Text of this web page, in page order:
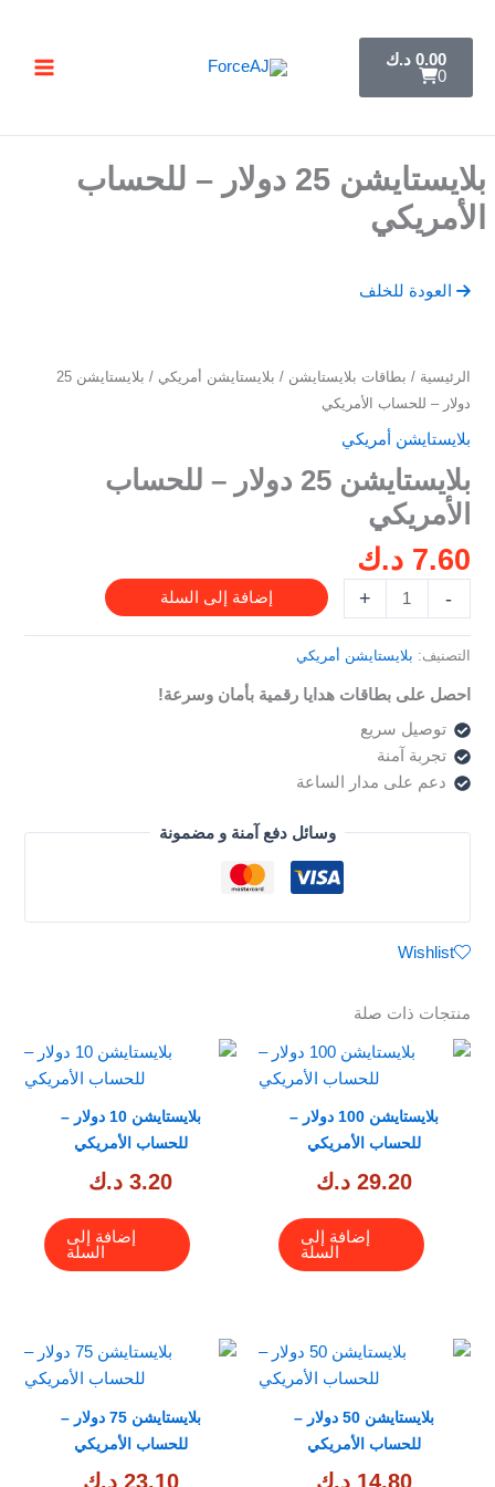
إلى
المحتوى0.00 د.ك
0
a
r
t
بلايستايشن 25 دولار – للحساب
الأمريكي
العودة للخلف
الرئيسية / بطاقات بلايستايشن / بلايستايشن أمريكي
/ بلايستايشن 25
دولار – للحساب الأمريكي
بلايستايشن أمريكي
بلايستايشن 25 دولار – للحساب
الأمريكي
7.60 د.ك
-
كمية
بلايستايشن
25
–
للحساب
الأمريكي
+ إضافة إلى السلة
التصنيف: بلايستايشن أمريكي
احصل على بطاقات هدايا رقمية بأمان وسرعة!
توصيل سريع
تجربة آمنة
دعم على مدار الساعة
وسائل دفع آمنة و مضمونة
Wishlist
منتجات ذات صلة
بلايستايشن 100 دولار –
للحساب الأمريكي
29.20 د.ك
إضافة إلى
السلة
بلايستايشن 10 دولار –
للحساب الأمريكي
3.20 د.ك
إضافة إلى
السلة
بلايستايشن 50 دولار –
للحساب الأمريكي
14.80 د.ك
بلايستايشن 75 دولار –
للحساب الأمريكي
23.10 د.ك
جرب ForceAJ الآن 🚀